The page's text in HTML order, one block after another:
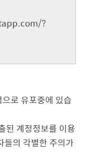
?
로 유포중에 있습
된 계정정보를 이용
들의 각별한 주의가